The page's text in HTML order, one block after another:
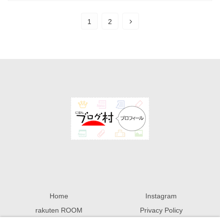
1 2
Home
Instagram
rakuten ROOM
Privacy Policy